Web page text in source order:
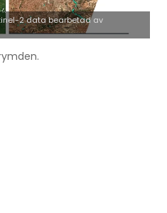
2 data bearbetad av